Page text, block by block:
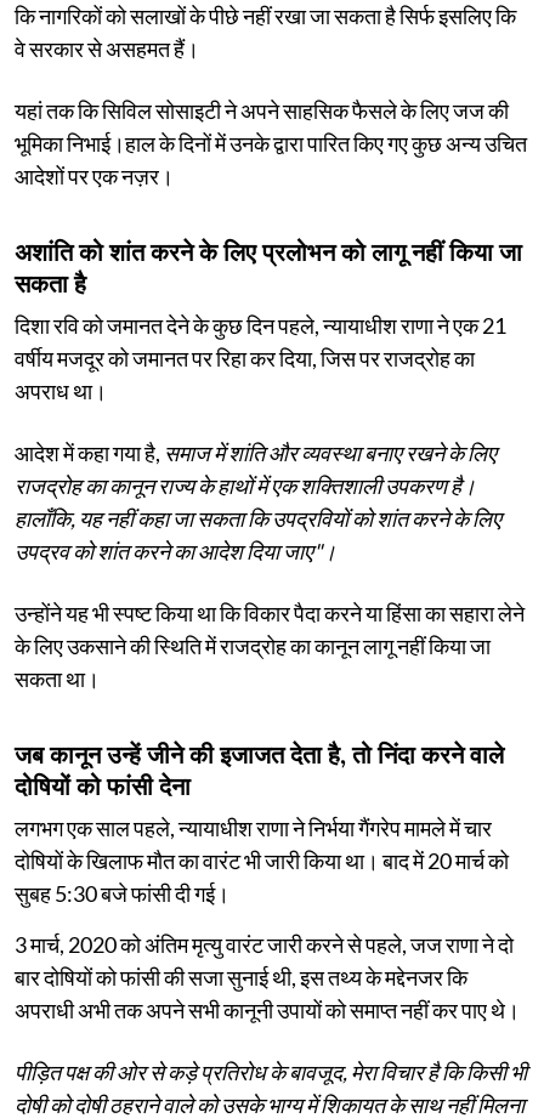
कि नागरिकों को सलाखों के पीछे नहीं रखा जा सकता है सिर्फ इसलिए कि
वे सरकार से असहमत हैं।
यहां तक कि सिविल सोसाइटी ने अपने साहसिक फैसले के लिए जज की
भूमिका निभाई।हाल के दिनों में उनके द्वारा पारित किए गए कुछ अन्य उचित
आदेशों पर एक नज़र।
अशांति को शांत करने के लिए प्रलोभन को लागू नहीं किया जा
सकता है
दिशा रवि को जमानत देने के कुछ दिन पहले, न्यायाधीश राणा ने एक 21
वर्षीय मजदूर को जमानत पर रिहा कर दिया, जिस पर राजद्रोह का
अपराध था।
आदेश में कहा गया है, समाज में शांति और व्यवस्था बनाए रखने के लिए
राजद्रोह का कानून राज्य के हाथों में एक शक्तिशाली उपकरण है।
हालाँकि, यह नहीं कहा जा सकता कि उपद्रवियों को शांत करने के लिए
उपद्रव को शांत करने का आदेश दिया जाए"।
उन्होंने यह भी स्पष्ट किया था कि विकार पैदा करने या हिंसा का सहारा लेने
के लिए उकसाने की स्थिति में राजद्रोह का कानून लागू नहीं किया जा
सकता था।
जब कानून उन्हें जीने की इजाजत देता है, तो निंदा करने वाले
दोषियों को फांसी देना
लगभग एक साल पहले, न्यायाधीश राणा ने निर्भया गैंगरेप मामले में चार
दोषियों के खिलाफ मौत का वारंट भी जारी किया था। बाद में 20 मार्च को
सुबह 5:30 बजे फांसी दी गई।
3 मार्च, 2020 को अंतिम मृत्यु वारंट जारी करने से पहले, जज राणा ने दो
बार दोषियों को फांसी की सजा सुनाई थी, इस तथ्य के मद्देनजर कि
अपराधी अभी तक अपने सभी कानूनी उपायों को समाप्त नहीं कर पाए थे।
पीड़ित पक्ष की ओर से कड़े प्रतिरोध के बावजूद, मेरा विचार है कि किसी भी
दोषी को दोषी ठहराने वाले को उसके भाग्य में शिकायत के साथ नहीं मिलना